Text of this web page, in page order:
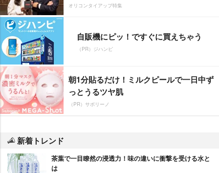
オリコンタイアップ特集
自販機にピッ！ですぐに買えちゃう
（PR）ジハンピ
朝1分貼るだけ！ミルクピールで一日中ず
っとうるツヤ肌
（PR）サボリーノ
新着トレンド
茶葉で一目瞭然の浸透力！味の違いに衝撃を受ける水と
は